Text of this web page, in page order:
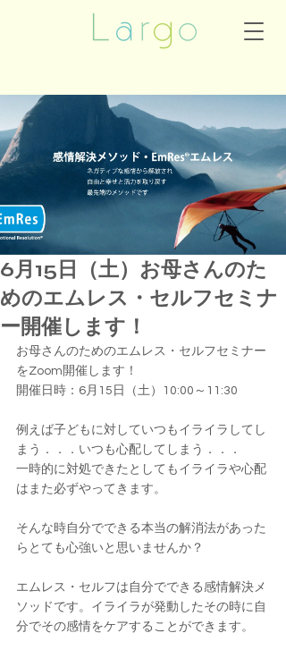
6月15日（土）お母さんのた
めのエムレス・セルフセミナ
ー開催します！
お母さんのためのエムレス・セルフセミナー
をZoom開催します！
開催日時：6月15日（土）10:00～11:30
例えば子どもに対していつもイライラしてし
まう．．．いつも心配してしまう．．．
一時的に対処できたとしてもイライラや心配
はまた必ずやってきます。
そんな時自分でできる本当の解消法があった
らとても心強いと思いませんか？
エムレス・セルフは自分でできる感情解決メ
ソッドです。イライラが発動したその時に自
分でその感情をケアすることができます。